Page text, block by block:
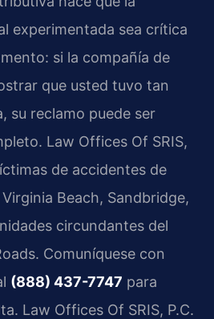
experimentada sea crítica
si la compañía de
que usted tuvo tan
su reclamo puede ser
Law Offices Of SRIS,
de accidentes de
Beach, Sandbridge,
circundantes del
Comuníquese con
(888) 437-7747 para
Law Offices Of SRIS, P.C.